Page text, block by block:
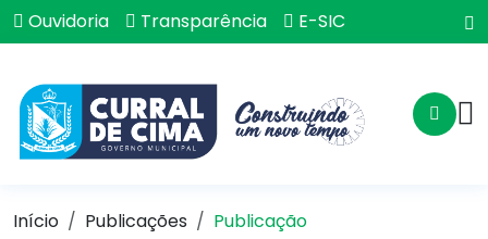
Ouvidoria Transparência E-SIC
Início Publicações Publicação